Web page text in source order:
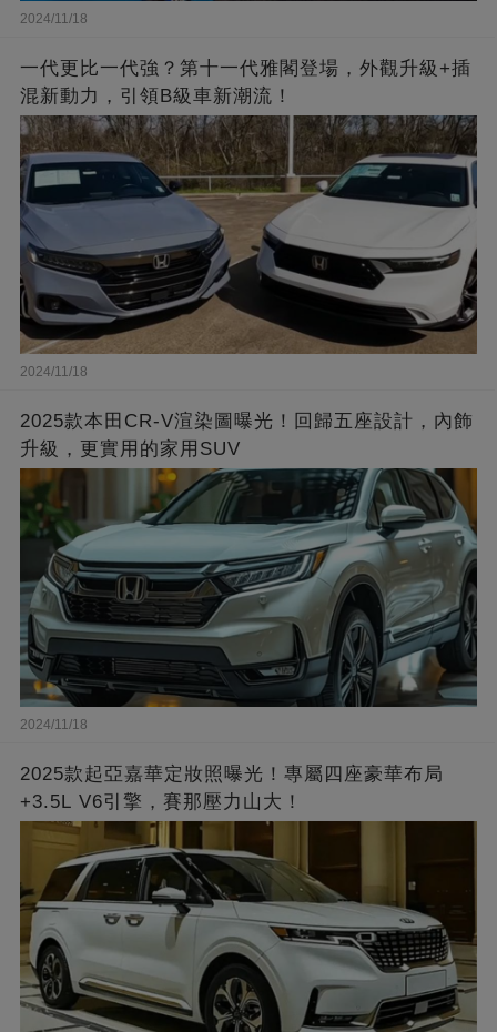
2024/11/18
一代更比一代強？第十一代雅閣登場，外觀升級+插
混新動力，引領B級車新潮流！
2024/11/18
2025款本田CR-V渲染圖曝光！回歸五座設計，內飾
升級，更實用的家用SUV
2024/11/18
2025款起亞嘉華定妝照曝光！專屬四座豪華布局
+3.5L V6引擎，賽那壓力山大！